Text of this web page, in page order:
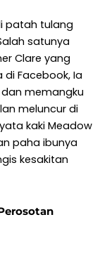
patah tulang
satunya
Clare yang
Facebook, Ia
memangku
meluncur di
kaki Meadow
paha ibunya
kesakitan